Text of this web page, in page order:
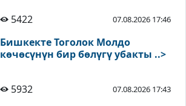
5422 07.08.2026 17:46
Бишкекте Тоголок Молдо
көчөсүнүн бир бөлүгү убакты ..>
5932 07.08.2026 17:43